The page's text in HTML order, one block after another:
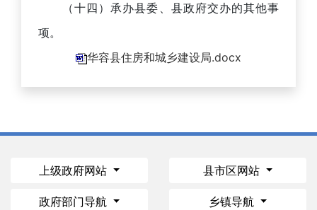
（十四）承办县委、县政府交办的其他事
项。
华容县住房和城乡建设局.docx
上级政府网站 县市区网站
政府部门导航 乡镇导航